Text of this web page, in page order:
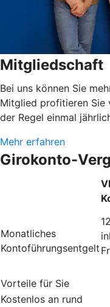
Mitgliedschaft
Bei uns können Sie
Mitglied profitieren Sie
der Regel einmal
Mehr erfahren
Girokonto-
Monatliches
Kontoführungsentgelt
Vorteile für Sie
Kostenlos an rund